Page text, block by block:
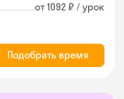
от 1092 ₽ / урок
Подобрать время